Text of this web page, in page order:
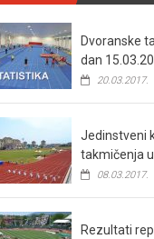
Dvoranske
dan
20.03.2017.
Jedinstveni
takmičenja
08.03.2017.
Rezultati